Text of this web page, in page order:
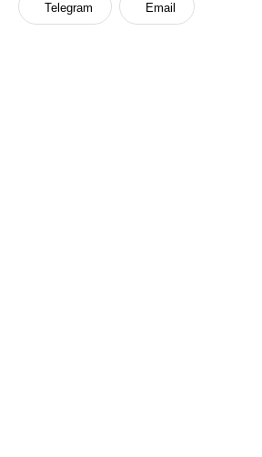
Telegram Email